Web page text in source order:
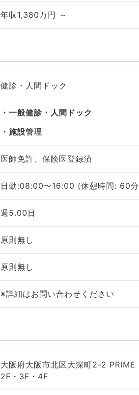
年収1,380万円 ～
健診・人間ドック
一般健診・人間ドック
施設管理
医師免許、保険医登録済
日勤:08:00〜16:00 (休憩時間: 60
週5.00日
原則無し
原則無し
※詳細はお問い合わせください
大阪府大阪市北区大深町2-2 PRIME
2F・3F・4F